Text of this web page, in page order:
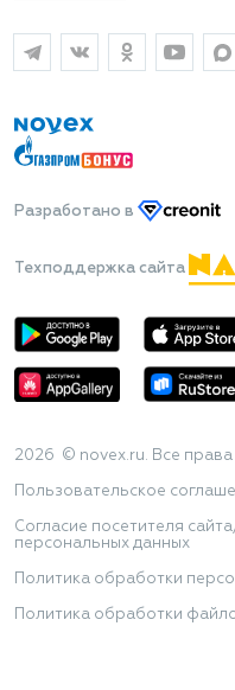
Разработано в
Техподдержка сайта
2026 © novex.ru. Все
Пользовательское
Согласие посетителя
персональных данных
Политика обработки
Политика обработки